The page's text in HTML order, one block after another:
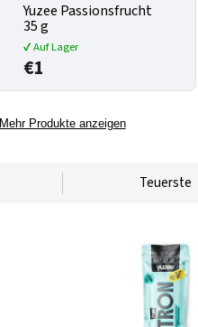
Yuzee Passionsfrucht
35 g
✔ Auf Lager
€1
Mehr Produkte anzeigen
Teuerste